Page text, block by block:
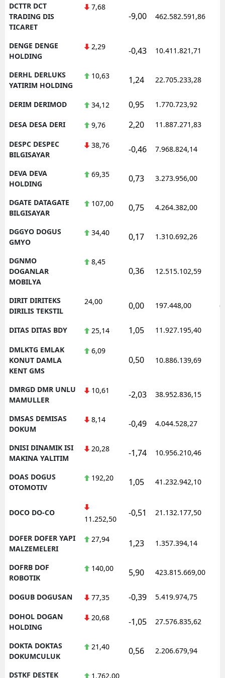
DCTTR DCT
TRADING DIS
TICARET
7,68
-9,00 462.582.591,86
DENGE DENGE
HOLDING
2,29 -0,43 10.411.821,71
DERHL DERLUKS
YATIRIM HOLDING
10,63 1,24 22.705.233,28
DERIM DERIMOD 34,12 0,95 1.770.723,92
DESA DESA DERI 9,76 2,20 11.887.271,83
DESPC DESPEC
BILGISAYAR
38,76 -0,46 7.968.824,14
DEVA DEVA
HOLDING
69,35 0,73 3.273.956,00
DGATE DATAGATE
BILGISAYAR
107,00 0,75 4.264.382,00
DGGYO DOGUS
GMYO
34,40 0,17 1.310.692,26
DGNMO
DOGANLAR
MOBILYA
8,45
0,36 12.515.102,59
DIRIT DIRITEKS
DIRILIS TEKSTIL
24,00 0,00 197.448,00
DITAS DITAS BDY 25,14 1,05 11.927.195,40
DMLKTG EMLAK
KONUT DAMLA
KENT GMS
6,09
0,50 10.886.139,69
DMRGD DMR UNLU
MAMULLER
10,61 -2,03 38.952.836,15
DMSAS DEMISAS
DOKUM
8,14 -0,49 4.044.528,27
DNISI DINAMIK ISI
MAKINA YALITIM
20,28 -1,74 10.956.210,46
DOAS DOGUS
OTOMOTIV
192,20 1,05 41.232.942,10
DOCO DO-CO
11.252,50
-0,51 21.132.177,50
DOFER DOFER YAPI
MALZEMELERI
27,94 1,23 1.357.394,14
DOFRB DOF
ROBOTIK
140,00 5,90 423.815.669,00
DOGUB DOGUSAN 77,35 -0,39 5.419.974,75
DOHOL DOGAN
HOLDING
20,68 -1,05 27.576.835,62
DOKTA DOKTAS
DOKUMCULUK
21,40 0,56 2.206.679,94
DSTKF DESTEK 1.762,00